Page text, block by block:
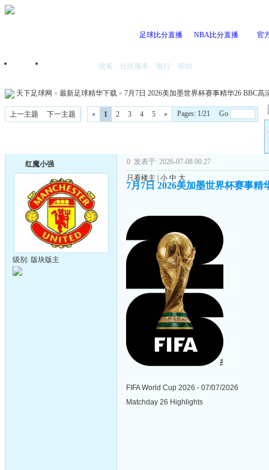
足球比分直播 NBA比分直播 官
首页 搜索 社区服务 银行 帮助
天下足球网 » 最新足球精华下载 » 7月7日 2026美加墨世界杯赛事精华26 BBC高
上一主题 下一主题 « 1 2 3 4 5 »
Pages: 1/21 Go
红魔小强
级别: 版块版主
0 发表于: 2026-07-08 00:27
只看楼主
小 中 大
7月7日 2026美加墨世界杯赛事精
FIFA World Cup 2026 - 07/07/2026
Matchday 26 Highlights